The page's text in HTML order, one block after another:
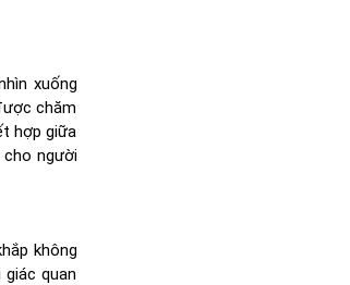
xuống
chăm
hợp giữa
người
không
quan